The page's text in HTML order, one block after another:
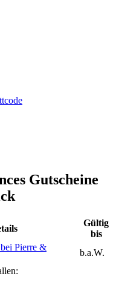
Gutscheine
Gültig
bis
Pierre &
b.a.W.